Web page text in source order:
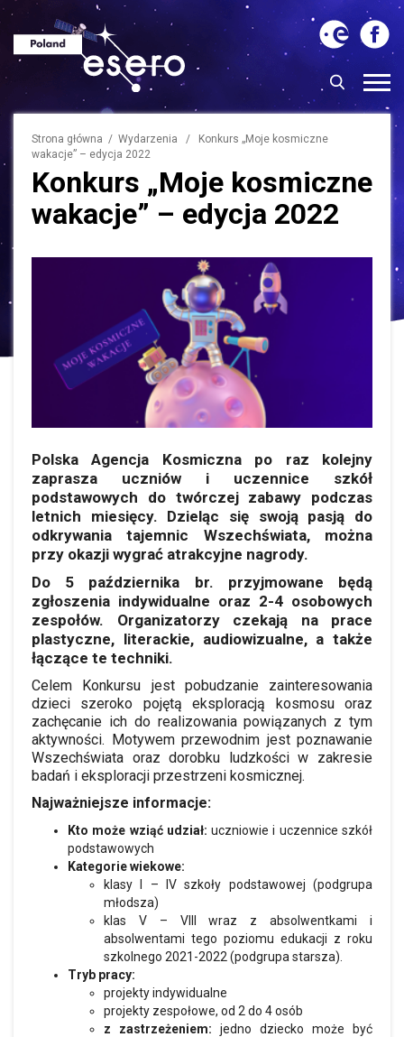
Strona główna / Wydarzenia / Konkurs „Moje kosmiczne
wakacje” – edycja 2022
Konkurs „Moje kosmiczne
wakacje” – edycja 2022
Polska Agencja Kosmiczna po raz kolejny
zaprasza uczniów i uczennice szkół
podstawowych do twórczej zabawy podczas
letnich miesięcy. Dzieląc się swoją pasją do
odkrywania tajemnic Wszechświata, można
przy okazji wygrać atrakcyjne nagrody.
Do 5 października br. przyjmowane będą
zgłoszenia indywidualne oraz 2-4 osobowych
zespołów. Organizatorzy czekają na prace
plastyczne, literackie, audiowizualne, a także
łączące te techniki.
Celem Konkursu jest pobudzanie zainteresowania
dzieci szeroko pojętą eksploracją kosmosu oraz
zachęcanie ich do realizowania powiązanych z tym
aktywności. Motywem przewodnim jest poznawanie
Wszechświata oraz dorobku ludzkości w zakresie
badań i eksploracji przestrzeni kosmicznej.
Najważniejsze informacje:
Kto może wziąć udział: uczniowie i uczennice szkół
podstawowych
Kategorie wiekowe:
klasy I – IV szkoły podstawowej (podgrupa
młodsza)
klas V – VIII wraz z absolwentkami i
absolwentami tego poziomu edukacji z roku
szkolnego 2021-2022 (podgrupa starsza).
Tryb pracy:
projekty indywidualne
projekty zespołowe, od 2 do 4 osób
z zastrzeżeniem: jedno dziecko może być